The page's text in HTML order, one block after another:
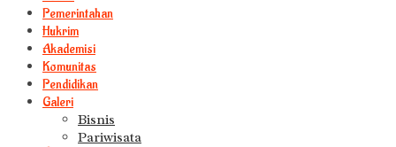
Pemerintahan
Hukrim
Akademisi
Komunitas
Pendidikan
Galeri
Bisnis
Pariwisata